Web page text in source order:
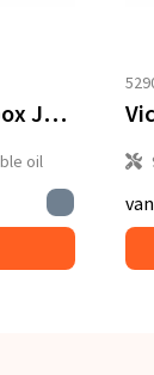
Victorian Sense Tinbox Juicy Peach geurkaars
oil